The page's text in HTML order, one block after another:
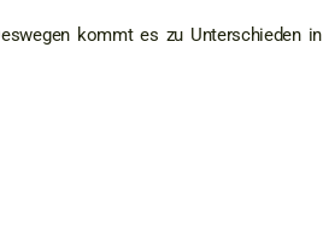
kommt es zu Unterschieden in